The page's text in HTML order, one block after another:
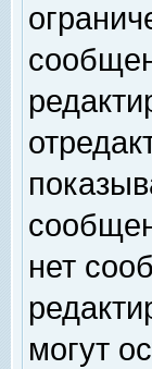
нет
могут